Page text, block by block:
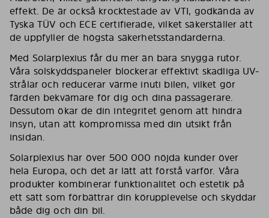
effekt. De är också krocktestade av VTI, godkända av
Tyska TÜV och ECE certifierade, vilket säkerställer att
de uppfyller de högsta säkerhetsstandarderna.
Med Solarplexius får du mer än bara snygga rutor.
Våra solskyddspaneler blockerar effektivt skadliga UV-
strålar och reducerar värme inuti bilen, vilket gör
färden bekvämare för dig och dina passagerare.
Dessutom ökar de din integritet genom att hindra
insyn, utan att kompromissa med din utsikt från
insidan.
Solarplexius har över 500 000 nöjda kunder över
hela Europa, och det är lätt att förstå varför. Våra
produkter kombinerar funktionalitet och estetik på
ett sätt som förbättrar din körupplevelse och skyddar
både dig och din bil.